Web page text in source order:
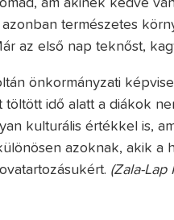
ám akinek kedve
természetes
az első nap teknőst,
önkormányzati
töltött idő alatt a diákok
kulturális értékkel is,
azoknak, akik a
(Zala-Lap